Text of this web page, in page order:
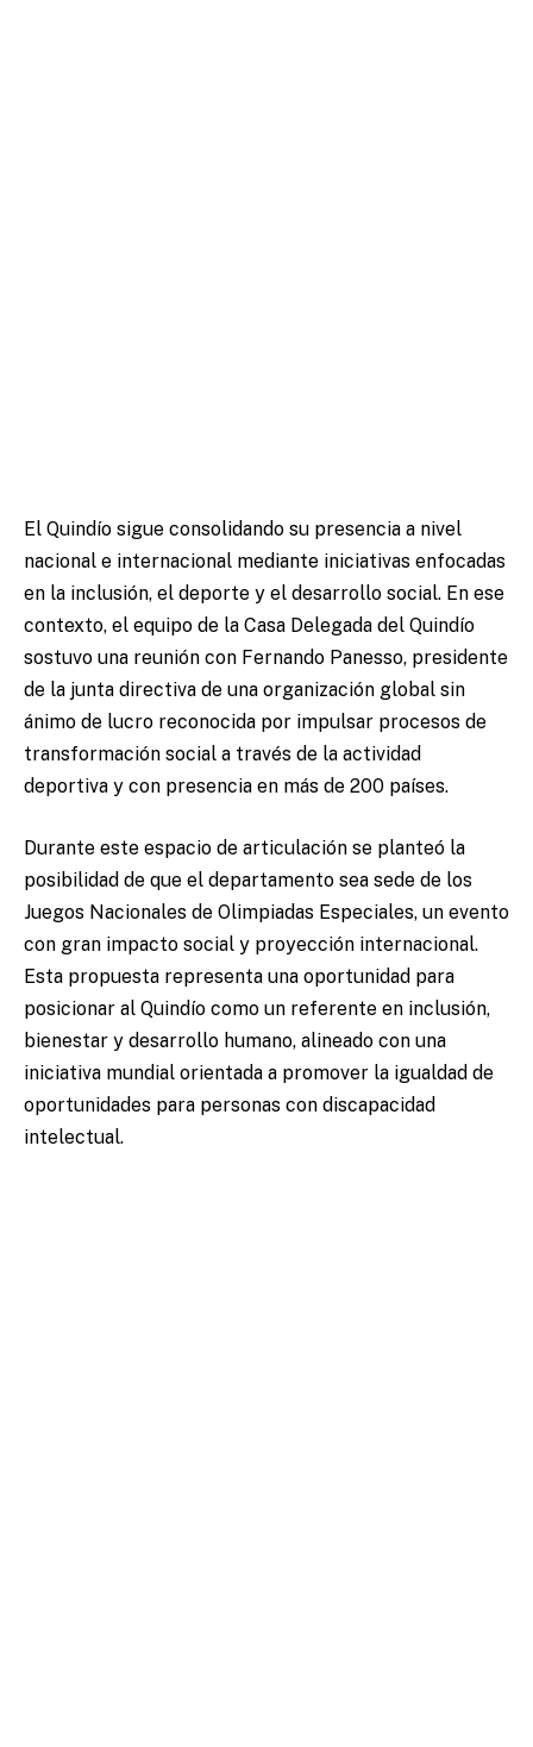
El Quindío sigue consolidando su presencia a nivel
nacional e internacional mediante iniciativas enfocadas
en la inclusión, el deporte y el desarrollo social. En ese
contexto, el equipo de la Casa Delegada del Quindío
sostuvo una reunión con Fernando Panesso, presidente
de la junta directiva de una organización global sin
ánimo de lucro reconocida por impulsar procesos de
transformación social a través de la actividad
deportiva y con presencia en más de 200 países.
Durante este espacio de articulación se planteó la
posibilidad de que el departamento sea sede de los
Juegos Nacionales de Olimpiadas Especiales, un evento
con gran impacto social y proyección internacional.
Esta propuesta representa una oportunidad para
posicionar al Quindío como un referente en inclusión,
bienestar y desarrollo humano, alineado con una
iniciativa mundial orientada a promover la igualdad de
oportunidades para personas con discapacidad
intelectual.